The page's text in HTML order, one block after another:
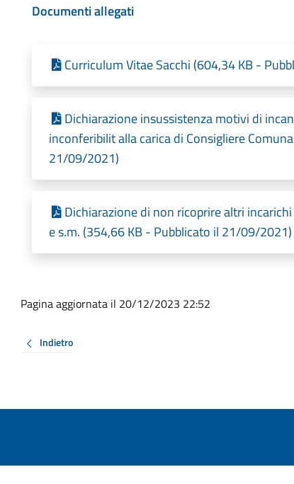
Documenti allegati
Curriculum Vitae Sacchi (604,34 KB -
Dichiarazione insussistenza motivi di
inconferibilit alla carica di Consigliere
21/09/2021)
Dichiarazione di non ricoprire altri
e s.m. (354,66 KB - Pubblicato il 21/09/2021)
Pagina aggiornata il 20/12/2023 22:52
Indietro